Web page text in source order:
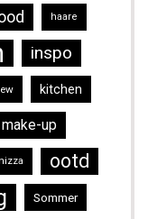
haare
inspo
kitchen
make-up
nizza ootd
Sommer